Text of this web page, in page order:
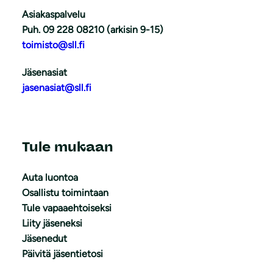
Asiakaspalvelu
Puh. 09 228 08210 (arkisin 9-15)
toimisto@sll.fi
Jäsenasiat
jasenasiat@sll.fi
Tule mukaan
Auta luontoa
Osallistu toimintaan
Tule vapaaehtoiseksi
Liity jäseneksi
Jäsenedut
Päivitä jäsentietosi